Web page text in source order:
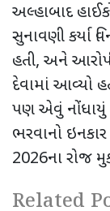
અલ્હાબાદ
સુનાવણી કર્યા
હતી, અને
દેવામાં આવ્યો
પણ એવું નોંધાયું
ભરવાનો
2026ના રોજ
Related